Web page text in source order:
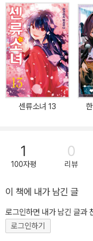
센류소녀 13
1
100자평
0
리뷰
이 책에 내가 남긴 글
로그인하면 내가 남긴 글과
로그인하기